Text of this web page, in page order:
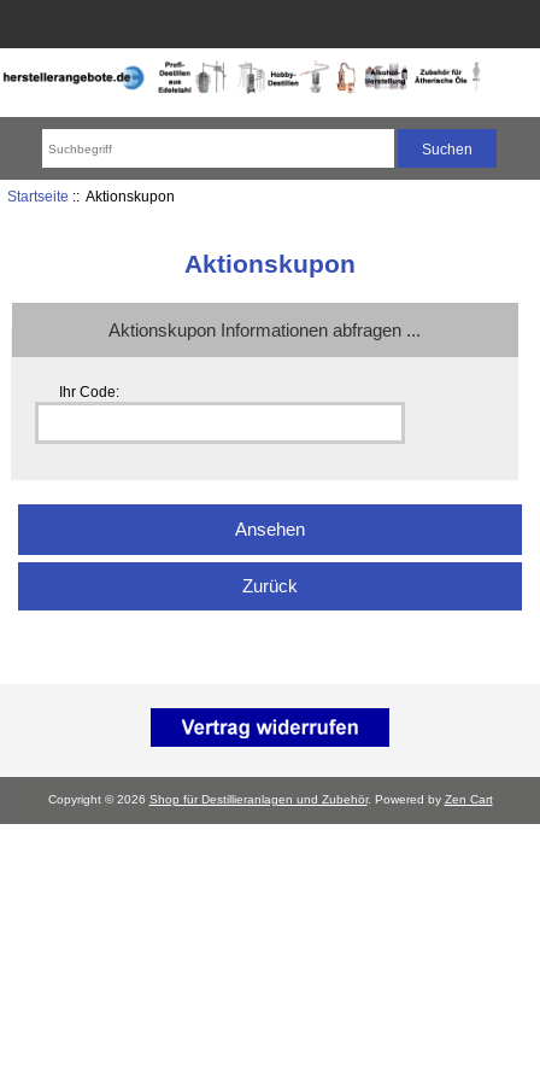
Startseite :: Aktionskupon
Aktionskupon
Aktionskupon Informationen abfragen ...
Ihr Code:
Zurück
Copyright © 2026 Shop für Destillieranlagen und Zubehör. Powered by Zen Cart